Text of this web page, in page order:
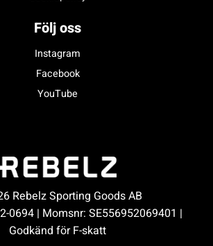
Följ oss
Instagram
Facebook
YouTube
Rebelz Sporting Goods AB
0694 | Momsnr: SE556952069401 |
Godkänd för F-skatt